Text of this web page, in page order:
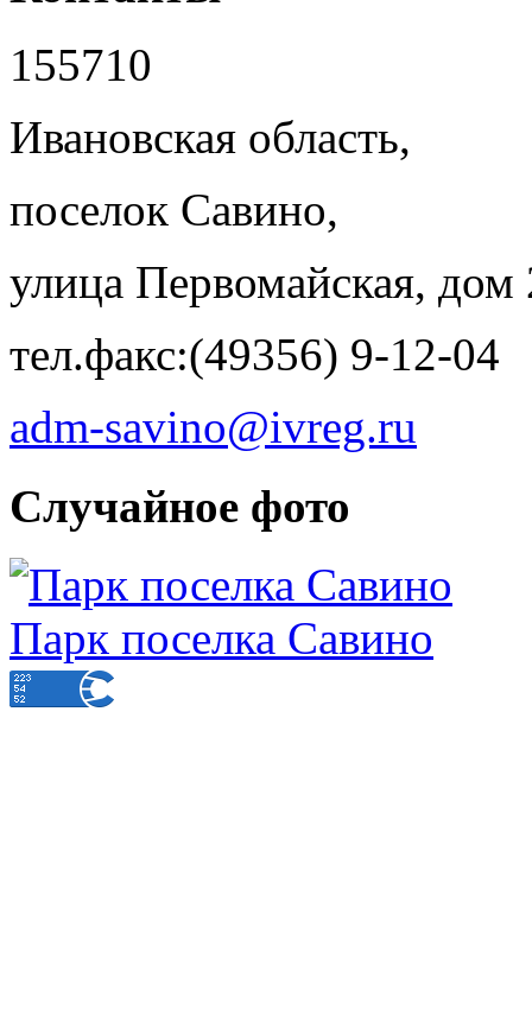
155710
Ивановская область,
поселок Савино,
улица Первомайская, дом
тел.факс:(49356) 9-12-04
adm-savino@ivreg.ru
Случайное фото
Парк поселка Савино